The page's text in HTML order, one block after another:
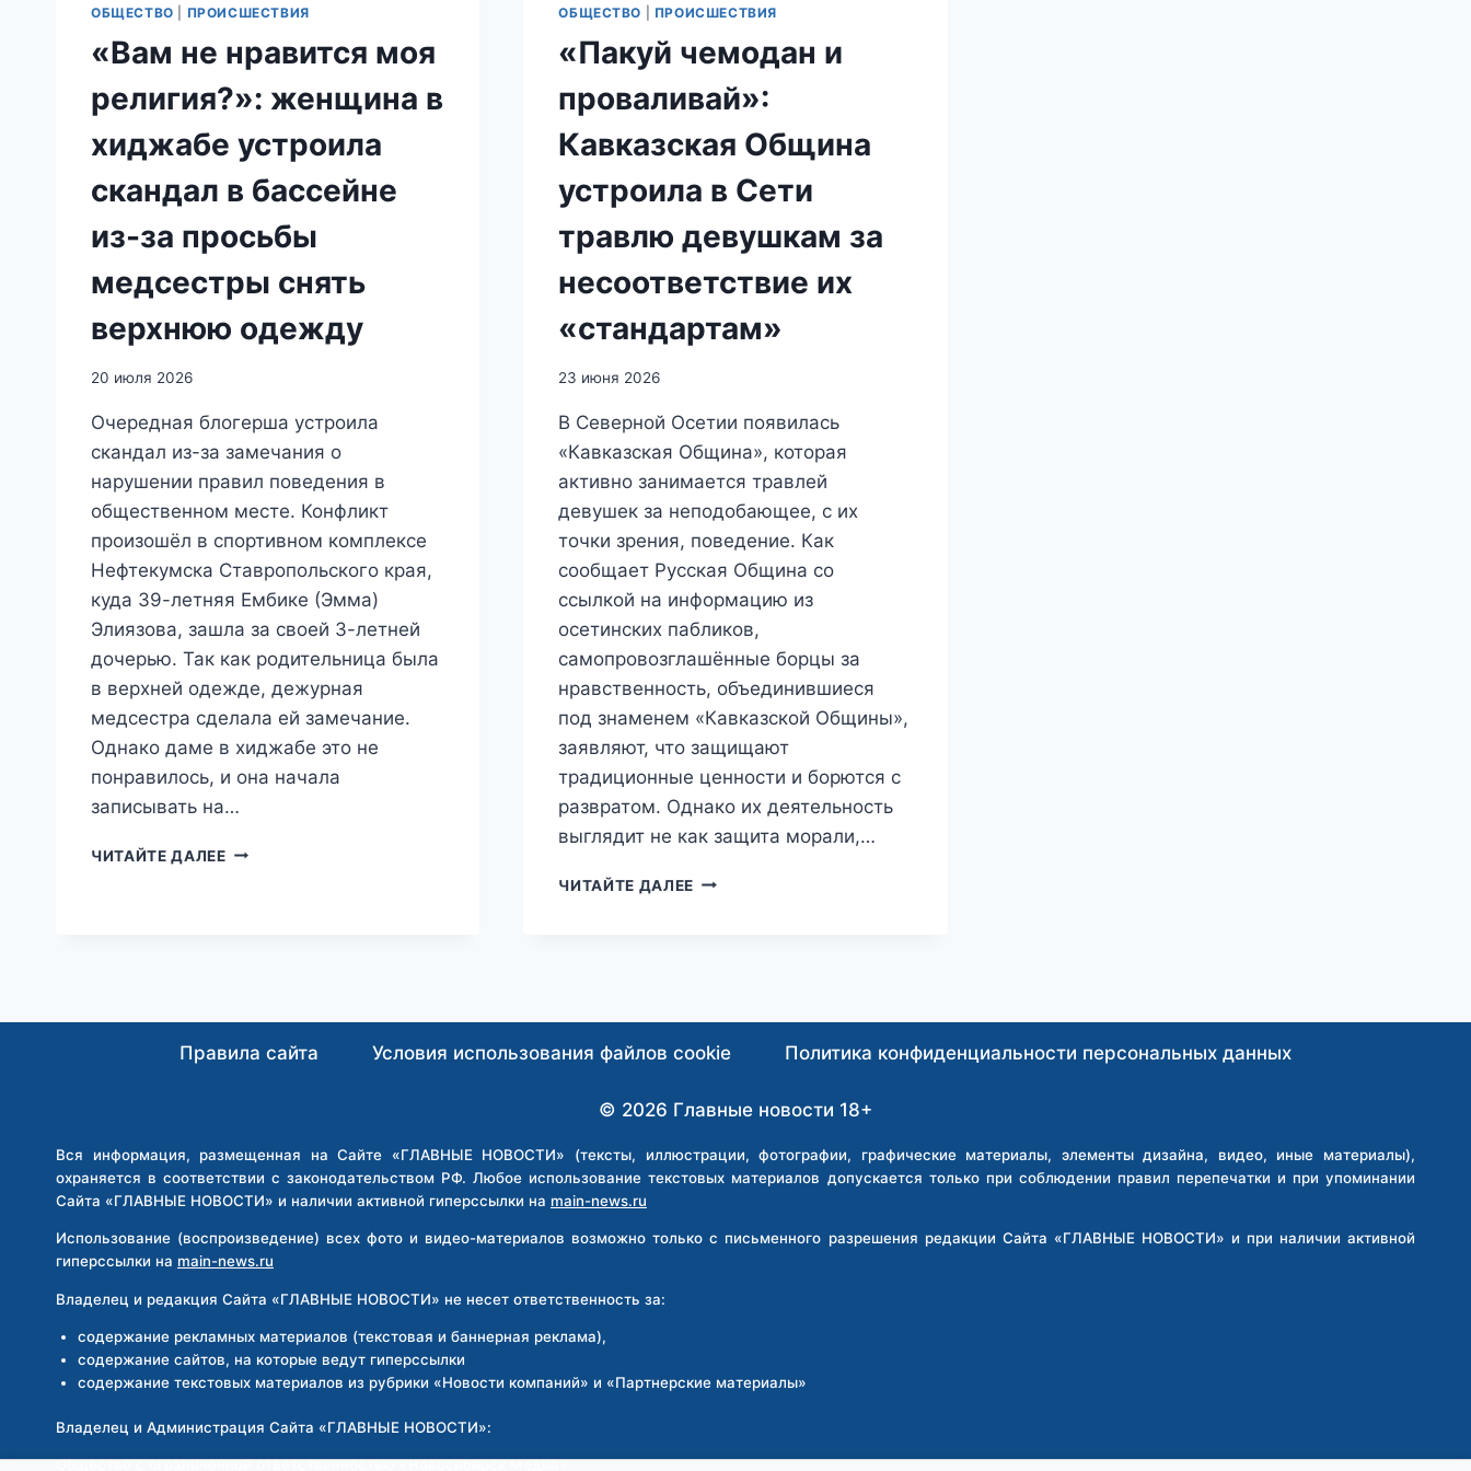
ОБЩЕСТВО ПРОИСШЕСТВИЯ
«Вам не нравится моя
религия?»: женщина в
хиджабе устроила
скандал в бассейне
из-за просьбы
медсестры снять
верхнюю одежду
20 июля 2026
Очередная блогерша устроила
скандал из-за замечания о
нарушении правил поведения в
общественном месте. Конфликт
произошёл в спортивном комплексе
Нефтекумска Ставропольского края,
куда 39-летняя Ембике (Эмма)
Элиязова, зашла за своей 3-летней
дочерью. Так как родительница была
в верхней одежде, дежурная
медсестра сделала ей замечание.
Однако даме в хиджабе это не
понравилось, и она начала
записывать на…
ЧИТАЙТЕ ДАЛЕЕ«ВАМ
СКАНДАЛ
ЗА
ПРОСЬБЫ
МЕДСЕСТРЫ
ВЕРХНЮЮ
ОДЕЖДУ
ОБЩЕСТВО ПРОИСШЕСТВИЯ
«Пакуй чемодан и
проваливай»:
Кавказская Община
устроила в Сети
травлю девушкам за
несоответствие их
«стандартам»
23 июня 2026
В Северной Осетии появилась
«Кавказская Община», которая
активно занимается травлей
девушек за неподобающее, с их
точки зрения, поведение. Как
сообщает Русская Община со
ссылкой на информацию из
осетинских пабликов,
самопровозглашённые борцы за
нравственность, объединившиеся
под знаменем «Кавказской Общины»,
заявляют, что защищают
традиционные ценности и борются с
развратом. Однако их деятельность
выглядит не как защита морали,…
ЧИТАЙТЕ ДАЛЕЕ «ПАКУЙ
СЕТИ
ДЕВУШКАМ
НЕСООТВЕТСТВИЕ
ИХ
Правила сайта Условия использования файлов cookie Политика конфиденциальности персональных данных
© 2026 Главные новости 18+
Вся информация, размещенная на Сайте «ГЛАВНЫЕ НОВОСТИ» (тексты, иллюстрации, фотографии, графические материалы, элементы дизайна, видео, иные материалы),
охраняется в соответствии с законодательством РФ. Любое использование текстовых материалов допускается только при соблюдении правил перепечатки и при упоминании
Сайта «ГЛАВНЫЕ НОВОСТИ» и наличии активной гиперссылки на main-news.ru
Использование (воспроизведение) всех фото и видео-материалов возможно только с письменного разрешения редакции Сайта «ГЛАВНЫЕ НОВОСТИ» и при наличии активной
гиперссылки на main-news.ru
Владелец и редакция Сайта «ГЛАВНЫЕ НОВОСТИ» не несет ответственность за:
содержание рекламных материалов (текстовая и баннерная реклама),
содержание сайтов, на которые ведут гиперссылки
содержание текстовых материалов из рубрики «Новости компаний» и «Партнерские материалы»
Владелец и Администрация Сайта «ГЛАВНЫЕ НОВОСТИ»:
Общество с ограниченной ответственностью «Новосибирск Медиа»